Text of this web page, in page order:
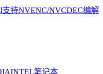
持NVENC/NVCDEC编解
INTEL笔记本